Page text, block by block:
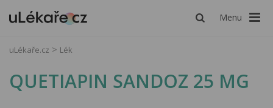
Menu
uLékaře.cz Lék
QUETIAPIN SANDOZ 25 MG